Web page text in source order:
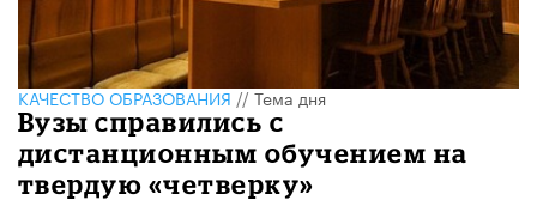
КАЧЕСТВО ОБРАЗОВАНИЯ//Тема дня
Вузы справились с
дистанционным обучением на
твердую «четверку»